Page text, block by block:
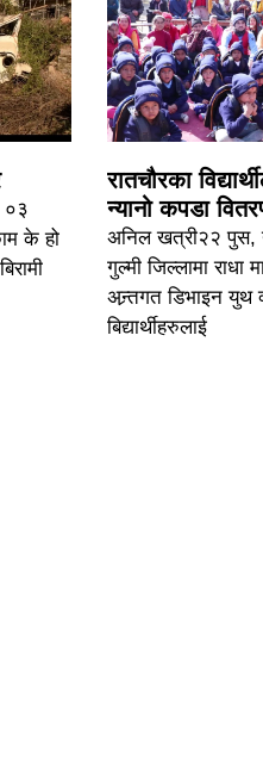
०३
के हो
रातचौरका
न्यानो कपडा
अनिल खत्री२२ पुस,
गुल्मी जिल्लामा राधा
अन्र्तगत डिभाइन युथ
बिद्यार्थीहरुलाई